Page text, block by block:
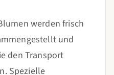
werden frisch
und
den Transport
Spezielle